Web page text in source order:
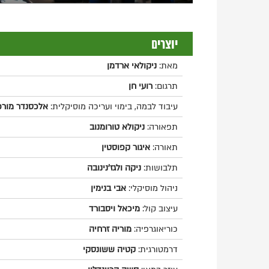
יוצרים
מאת: ניקולאי ארדמן
תרגום: רועי חן
עיבוד לבמה, בימוי ועריכה מוסיקלית: אלכסנדר
תפאורה: ניקולא טורומנוב
תאורה: איגור קפוסטין
תלבושות: ניקה ולגז'נינובה
ניהול מוסיקלי: אבי בנימין
עיצוב קול: מיכאל ויסבורד
כוריאוגרפיה: מוריה זרחיה
דרמטורגית: קטיה ששונסקי